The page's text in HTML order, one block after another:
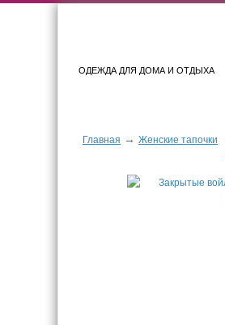
ОДЕЖДА ДЛЯ ДОМА И ОТДЫХА
Главная → Женские тапочки